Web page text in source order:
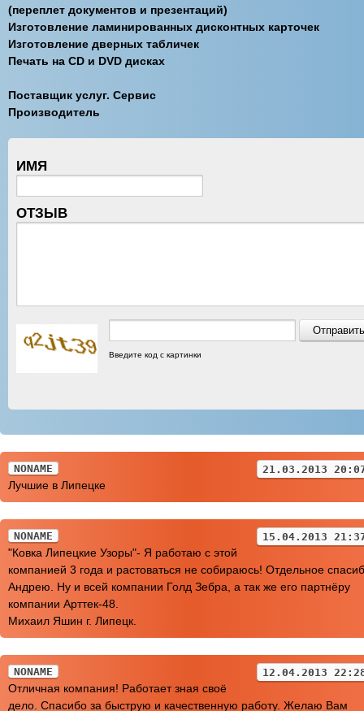
(переплет документов и презентаций)
Изготовление ламинированных дисконтных карточек
Изготовление дверных табличек
Печать на CD и DVD дисках
Поставщик услуг. Сервис
Производитель
ИМЯ
ОТЗЫВ
Введите код с картинки
NONAME 21.03.2013
Лучшие в Липецке
NONAME 15.04.2013
"Ковка Липецкие Узоры"- Я работаю с этой
компанией 3 года и растоваться не собираюсь! Отдельное
Андрею. Ну и всей компании Голд Зебра, а так же его партнёру
компании Арттек-48.
Михаил Яшин г. Липецк.
NONAME 12.04.2013
Отличная компания! Работает зная своё
дело. Спасибо за быструю и качественную работу. Желаю Вам